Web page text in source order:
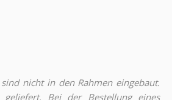
nicht in den Rahmen eingebaut.
geliefert. Bei der Bestellung eines